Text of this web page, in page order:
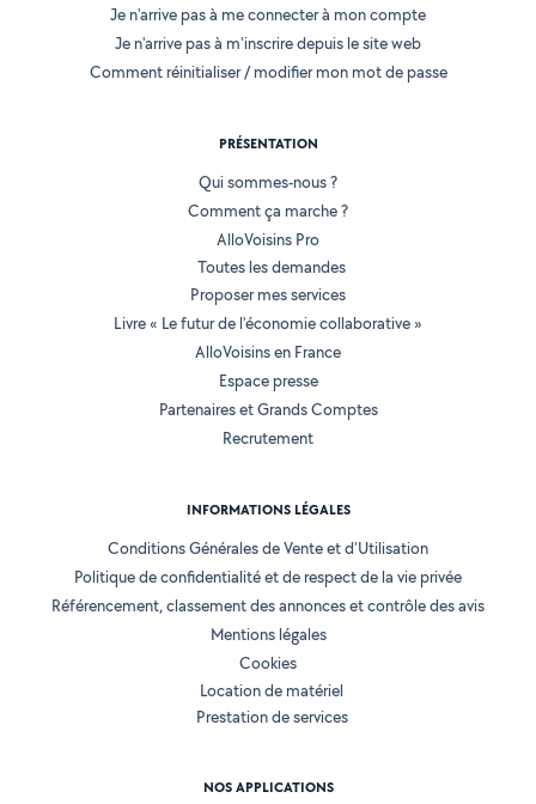
Je n'arrive pas à me connecter à mon compte
Je n'arrive pas à m'inscrire depuis le site web
Comment réinitialiser / modifier mon mot de passe
PRÉSENTATION
Qui sommes-nous ?
Comment ça marche ?
AlloVoisins Pro
Toutes les demandes
Proposer mes services
Livre « Le futur de l'économie collaborative »
AlloVoisins en France
Espace presse
Partenaires et Grands Comptes
Recrutement
INFORMATIONS LÉGALES
Conditions Générales de Vente et d'Utilisation
Politique de confidentialité et de respect de la vie privée
Référencement, classement des annonces et contrôle des avis
Mentions légales
Cookies
Location de matériel
Prestation de services
NOS APPLICATIONS